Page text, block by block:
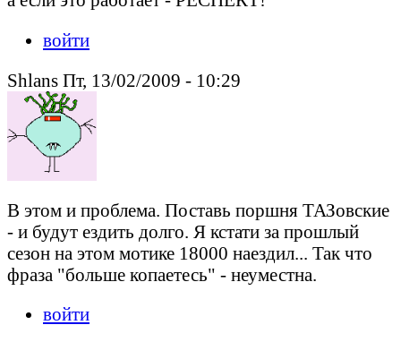
войти
Shlans Пт, 13/02/2009 - 10:29
В этом и проблема. Поставь поршня ТАЗовские
- и будут ездить долго. Я кстати за прошлый
сезон на этом мотике 18000 наездил... Так что
фраза "больше копаетесь" - неуместна.
войти